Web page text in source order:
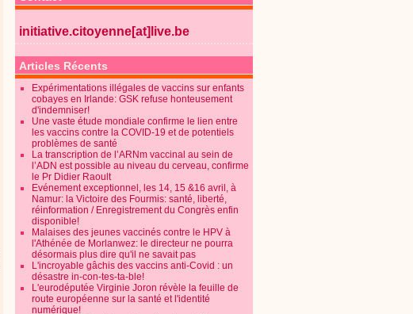
initiative.citoyenne[at]live.be
Articles Récents
Expérimentations illégales de vaccins sur enfants
cobayes en Irlande: GSK refuse honteusement
d'indemniser!
Une vaste étude mondiale confirme le lien entre
les vaccins contre la COVID-19 et de potentiels
problèmes de santé
La transcription de l’ARNm vaccinal au sein de
l’ADN est possible au niveau du cerveau, confirme
le Pr Didier Raoult
Evénement exceptionnel, les 14, 15 &16 avril, à
Namur: la Victoire des Fourmis: santé, liberté,
réinformation / Enregistrement du Congrès enfin
disponible!
Malaises des jeunes vaccinés contre le HPV à
l'Athénée de Morlanwez: le directeur ne pourra
désormais plus dire qu'il ne savait pas
L'incroyable gâchis des vaccins anti-Covid : un
désastre in-con-tes-ta-ble!
L'eurodéputée Virginie Joron révèle la feuille de
route européenne sur la santé et l'identité
numérique!